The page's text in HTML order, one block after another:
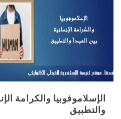
الإسلاموفوبيا والكرامة
والتطبيق